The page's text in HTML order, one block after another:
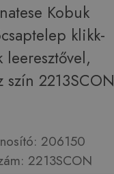
Kobuk
klikk-
leeresztővel,
szín 2213SCON
206150
2213SCON